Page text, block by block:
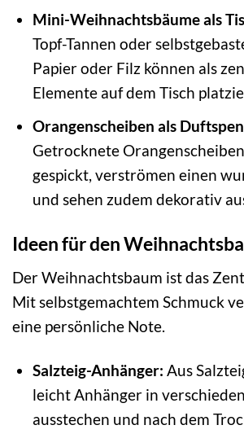
Mini-Weihnachtsbäume als
Topf-Tannen oder
Papier oder Filz können als
Elemente auf dem Tisch
Orangenscheiben als
Getrocknete
gespickt, verströmen einen
und sehen zudem dekorativ
Ideen für den
Der Weihnachtsbaum ist das
Mit selbstgemachtem Schmuck
eine persönliche Note.
Salzteig-Anhänger: Aus
leicht Anhänger in
ausstechen und nach dem